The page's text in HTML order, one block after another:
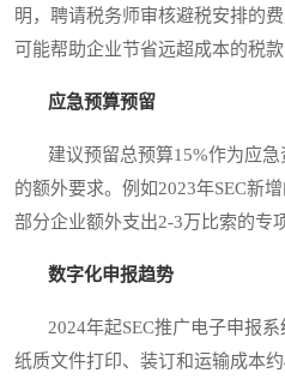
明，聘请税务师审核避税安排的
可能帮助企业节省远超成本的税
应急预算预留
建议预留总预算15%作为应急
的额外要求。例如2023年SEC新
部分企业额外支出2-3万比索的专
数字化申报趋势
2024年起SEC推广电子申报系
纸质文件打印、装订和运输成本